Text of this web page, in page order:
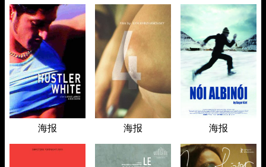
海报 海报 海报